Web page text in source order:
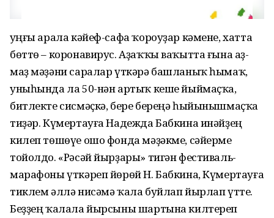
Һуңғы арала кәйеф-сафа ҡороуҙар кәмене, хатта
бөттө – коронавирус. Аҙаҡҡы ваҡытта ғына аҙ-
маҙ мәҙәни саралар үткәрә башланыҡ һымаҡ,
уныһында ла 50-нән артыҡ кеше йыймаҫҡа,
битлекте сисмәҫкә, бере береңә һыйынышмаҫҡа
тиҙәр. Күмертауға Надежда Бабкина инәйҙең
килеп төшөүе ошо фонда мәҙәкме, сәйерме
тойолдо. «Рәсәй йырҙары» тигән фестиваль-
марафоны үткәреп йөрөй Н. Бабкина, Күмертауға
тиклем әллә нисәмә ҡала буйлап йырлап үтте.
Беҙҙең ҡалала йырсыны шартына килтереп